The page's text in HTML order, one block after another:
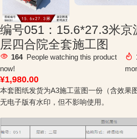
编号051：15.6*27.3米京
层四合院全套施工图
164 People watching this product
now!
¥1,980.00
本套图纸发货为A3施工蓝图一份（含效果
无电子版有水印，但不影响使用。